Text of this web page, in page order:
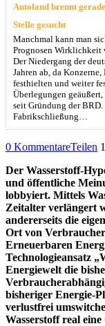
Autoland brennt
Stelle gesucht
Manchmal kann man
Prognosen Wirklichkeit
Der Niedergang der
Jahren ab, da
festhielten und weiter
Überlegungen
seit Gründung der
Fabrikschließung…
0 KommentareTeilen
Der Wasserstoff-
und öffentliche
lobbyiert. Mittels
Zeitalter verlängert
andererseits die
Ort von
Erneuerbaren
Technologieansatz
Energiewelt die
bisheriger Energie-
verlustfrei
Wasserstoff real